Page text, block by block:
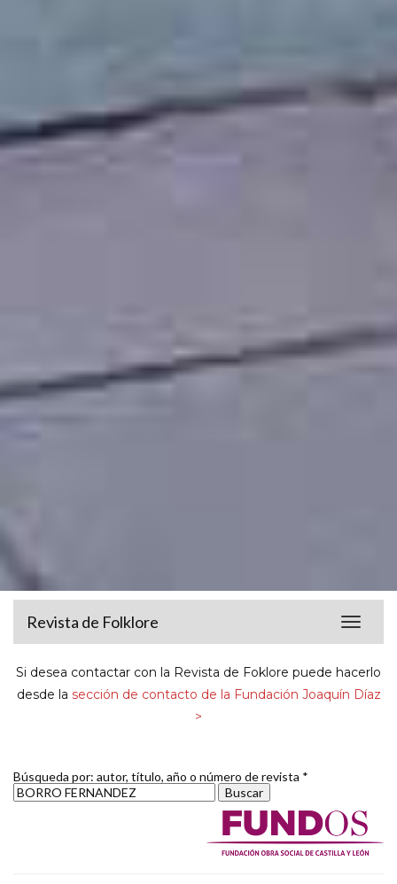
Toggle
Revista de Folklore
Si desea contactar con la Revista de Foklore puede hacerlo
desde la sección de contacto de la Fundación Joaquín Díaz
>
Búsqueda por: autor, título, año o número de revista *